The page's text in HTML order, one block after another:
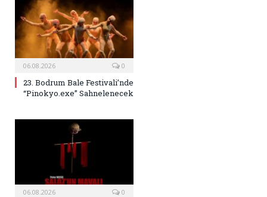
06.08.2026 0
23. Bodrum Bale Festivali’nde
“Pinokyo.exe” Sahnelenecek
06.08.2026 0